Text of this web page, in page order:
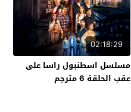
02:18:29
مسلسل اسطنبول راسا على
عقب الحلقة 6 مترجم